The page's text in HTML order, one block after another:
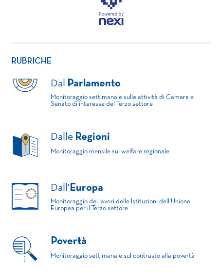
RUBRICHE
Dal Parlamento
Monitoraggio settimanale sulle attività di Camera e
Senato di interesse del Terzo settore
Dalle Regioni
Monitoraggio mensile sul welfare regionale
Dall' Europa
Monitoraggio dei lavori delle Istituzioni dell'Unione
Europea per il Terzo settore
Povertà
Monitoraggio settimanale sul contrasto alla povertà